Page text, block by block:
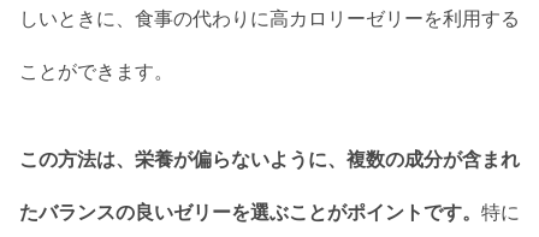
しいときに、食事の代わりに高カロリーゼリーを利用する
ことができます。
この方法は、栄養が偏らないように、複数の成分が含まれ
たバランスの良いゼリーを選ぶことがポイントです。 特に